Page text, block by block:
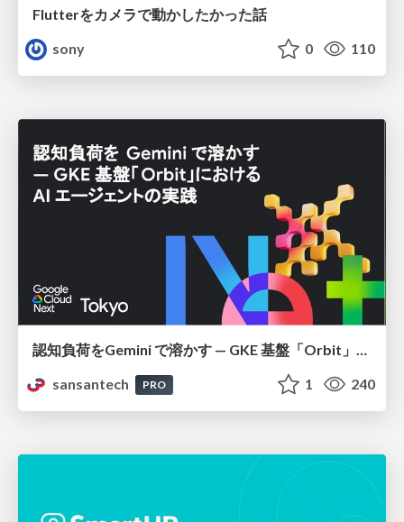
Flutterをカメラで動かしたかった話
sony
0 110
認知負荷をGemini で溶かす — GKE 基盤「Orbit」における AI エージェントの実践
sansantech
PRO 1 240